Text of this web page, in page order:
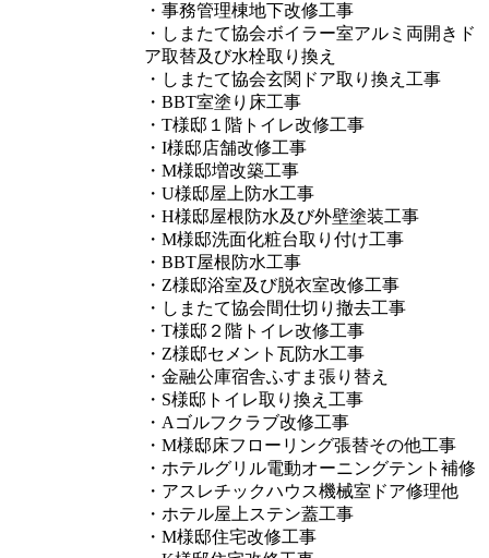
・事務管理棟地下改修工事
・しまたて協会ボイラー室アルミ両開きド
ア取替及び水栓取り換え
・しまたて協会玄関ドア取り換え工事
・BBT室塗り床工事
・T様邸１階トイレ改修工事
・I様邸店舗改修工事
・M様邸増改築工事
・U様邸屋上防水工事
・H様邸屋根防水及び外壁塗装工事
・M様邸洗面化粧台取り付け工事
・BBT屋根防水工事
・Z様邸浴室及び脱衣室改修工事
・しまたて協会間仕切り撤去工事
・T様邸２階トイレ改修工事
・Z様邸セメント瓦防水工事
・金融公庫宿舎ふすま張り替え
・S様邸トイレ取り換え工事
・Aゴルフクラブ改修工事
・M様邸床フローリング張替その他工事
・ホテルグリル電動オーニングテント補修
・アスレチックハウス機械室ドア修理他
・ホテル屋上ステン蓋工事
・M様邸住宅改修工事